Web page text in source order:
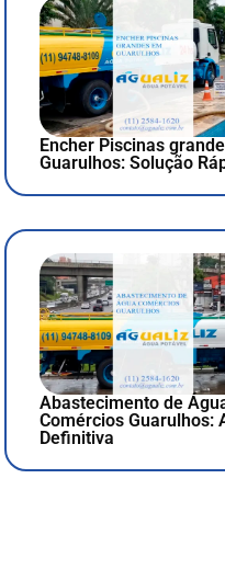
Encher Piscinas
Guarulhos: Solução
Abastecimento de
Comércios Guarulhos:
Definitiva